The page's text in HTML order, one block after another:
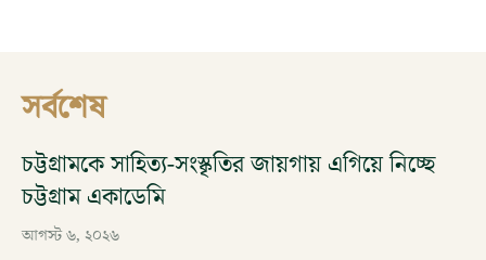
সর্বশেষ
চট্টগ্রামকে সাহিত্য-সংস্কৃতির জায়গায় এগিয়ে নিচ্ছে
চট্টগ্রাম একাডেমি
আগস্ট ৬, ২০২৬